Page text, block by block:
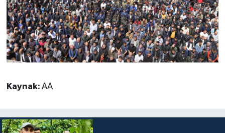
Kaynak: AA
Gaziantep Müftülüğü
Giresun Müftülüğü
Hatay Müftülüğü